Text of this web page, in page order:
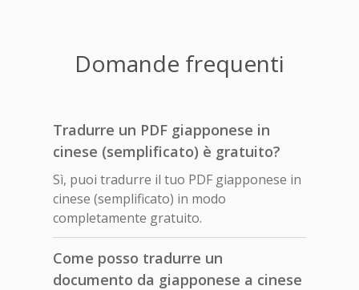
Domande frequenti
Tradurre un PDF giapponese in
cinese (semplificato) è gratuito?
Sì, puoi tradurre il tuo PDF giapponese in
cinese (semplificato) in modo
completamente gratuito.
Come posso tradurre un
documento da giapponese a cinese